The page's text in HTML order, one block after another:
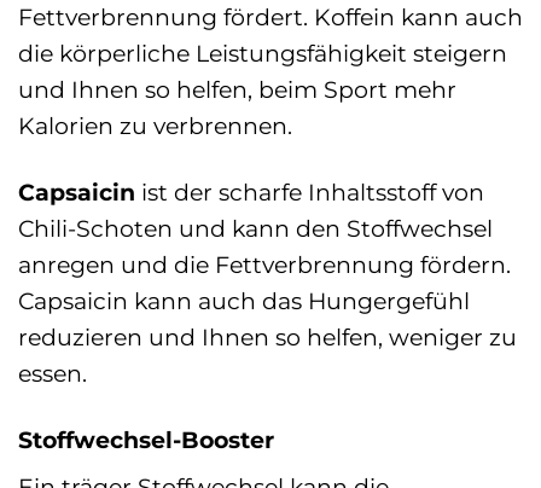
Fettverbrennung fördert. Koffein kann auch
die körperliche Leistungsfähigkeit steigern
und Ihnen so helfen, beim Sport mehr
Kalorien zu verbrennen.
Capsaicin ist der scharfe Inhaltsstoff von
Chili-Schoten und kann den Stoffwechsel
anregen und die Fettverbrennung fördern.
Capsaicin kann auch das Hungergefühl
reduzieren und Ihnen so helfen, weniger zu
essen.
Stoffwechsel-Booster